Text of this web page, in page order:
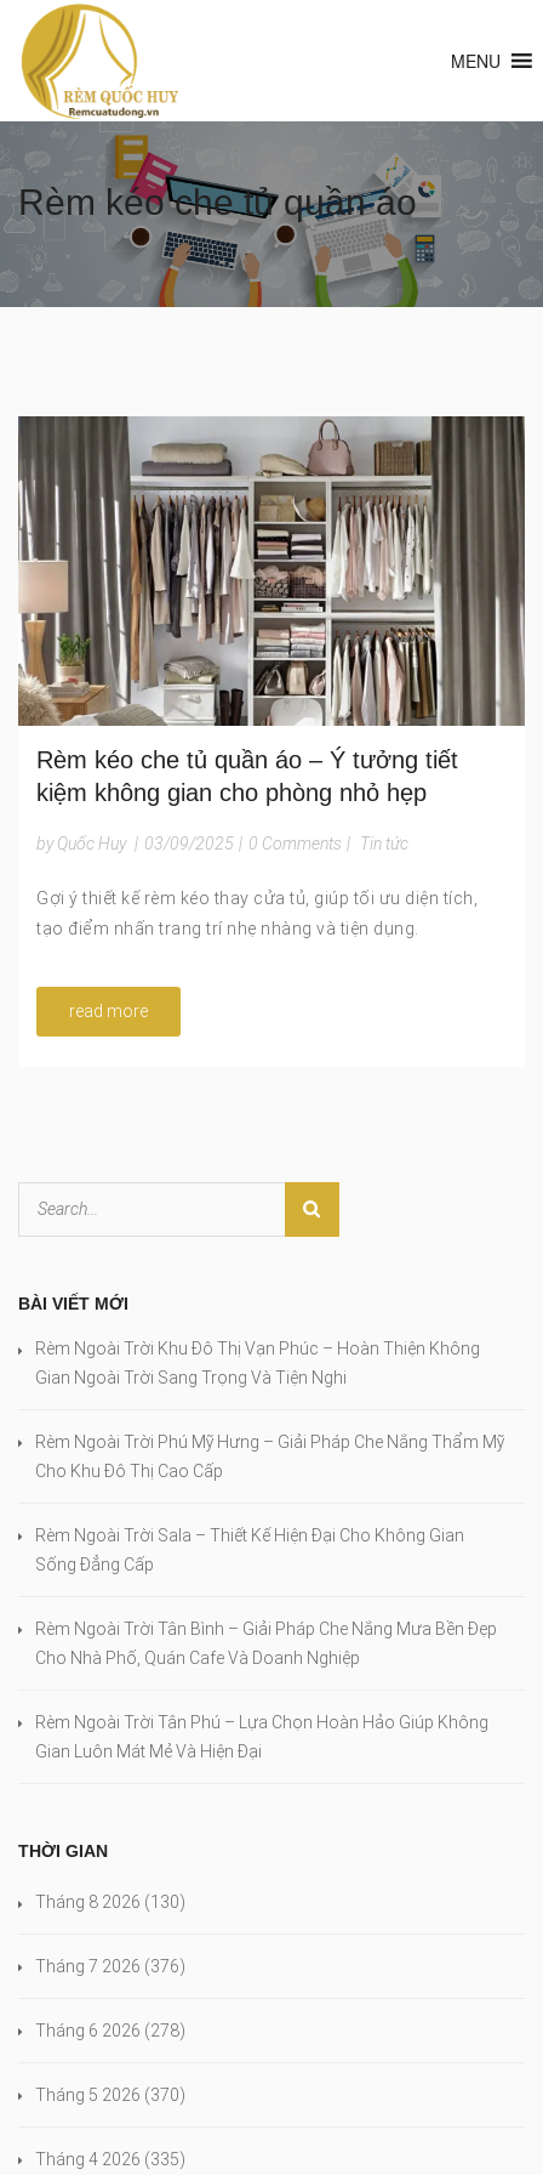
MENU
Rèm kéo che tủ quần áo
Rèm kéo che tủ quần áo – Ý tưởng tiết
kiệm không gian cho phòng nhỏ hẹp
by Quốc Huy | 03/09/2025 | 0 Comments | Tin tức
Gợi ý thiết kế rèm kéo thay cửa tủ, giúp tối ưu diện tích,
tạo điểm nhấn trang trí nhẹ nhàng và tiện dụng.
read more
BÀI VIẾT MỚI
Rèm Ngoài Trời Khu Đô Thị Vạn Phúc – Hoàn Thiện Không
Gian Ngoài Trời Sang Trọng Và Tiện Nghi
Rèm Ngoài Trời Phú Mỹ Hưng – Giải Pháp Che Nắng Thẩm Mỹ
Cho Khu Đô Thị Cao Cấp
Rèm Ngoài Trời Sala – Thiết Kế Hiện Đại Cho Không Gian
Sống Đẳng Cấp
Rèm Ngoài Trời Tân Bình – Giải Pháp Che Nắng Mưa Bền Đẹp
Cho Nhà Phố, Quán Cafe Và Doanh Nghiệp
Rèm Ngoài Trời Tân Phú – Lựa Chọn Hoàn Hảo Giúp Không
Gian Luôn Mát Mẻ Và Hiện Đại
THỜI GIAN
Tháng 8 2026 (130)
Tháng 7 2026 (376)
Tháng 6 2026 (278)
Tháng 5 2026 (370)
Tháng 4 2026 (335)